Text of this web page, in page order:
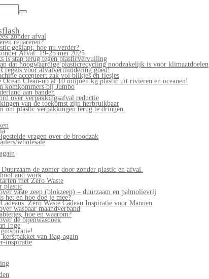
zonder afval
repareren?
geklapt, hoe nu verder?
Afval: 19-25 mei 2025
is stap terug tegen plasticvervuiling
dat hoogwaardige plasticrecycling noodzakelijk is voor klimaatdoelen
regels voor afvalvermindering goed!
accepteert zak vol blikjes en flesjes
Ocean Clean-up al 10 miljoen kg plastic uit rivieren en oceanen!
komkommers bij Jumbo
aan banden
over verpakkingsafval reductie
van de toekomst zijn herbruikbaar
om plastic verpakkingen terug te dringen.
vragen over de broodzak
wholesale
de zomer door zonder plastic en afval.
and work
met Zero Waste
plastic
vaste zeep (blokzeep) – duurzaam en palmolievrij
en hoe doe je mee?
Zero Waste Cadeau Inspiratie voor Mannen
wasbaar maandverband
hoe en waarom?
de bijenwasdoek
Inge
van Bag-again
inspiratie